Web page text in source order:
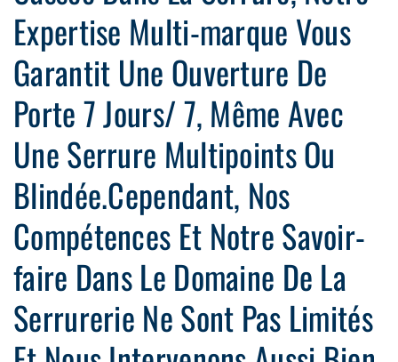
Expertise Multi-marque Vous
Garantit Une Ouverture De
Porte 7 Jours/ 7, Même Avec
Une Serrure Multipoints Ou
Blindée.Cependant, Nos
Compétences Et Notre Savoir-
faire Dans Le Domaine De La
Serrurerie Ne Sont Pas Limités